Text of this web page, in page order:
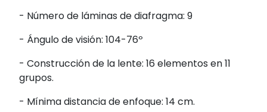
- Número de láminas de diafragma: 9
- Ángulo de visión: 104-76º
- Construcción de la lente: 16 elementos en 11
grupos.
- Mínima distancia de enfoque: 14 cm.